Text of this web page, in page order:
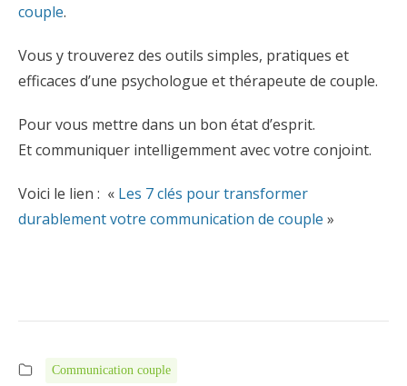
couple.
Vous y trouverez des outils simples, pratiques et
efficaces d’une psychologue et thérapeute de couple.
Pour vous mettre dans un bon état d’esprit.
Et communiquer intelligemment avec votre conjoint.
Voici le lien : « Les 7 clés pour transformer
durablement votre communication de couple »
Communication couple